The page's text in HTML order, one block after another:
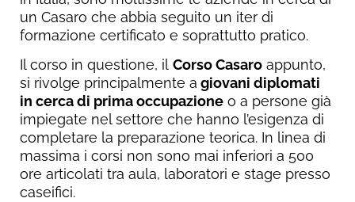
un Casaro che abbia seguito un iter di
formazione certificato e soprattutto pratico.
Il corso in questione, il Corso Casaro appunto,
si rivolge principalmente a giovani diplomati
in cerca di prima occupazione o a persone già
impiegate nel settore che hanno l’esigenza di
completare la preparazione teorica. In linea di
massima i corsi non sono mai inferiori a 500
ore articolati tra aula, laboratori e stage presso
caseifici.